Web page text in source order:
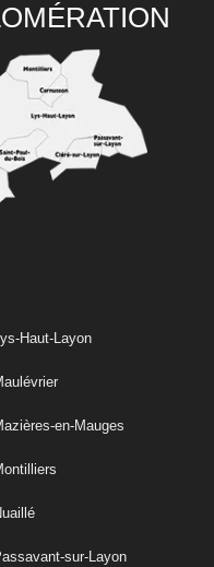
Lys-Haut-Layon
en-Mauges
sur-Layon